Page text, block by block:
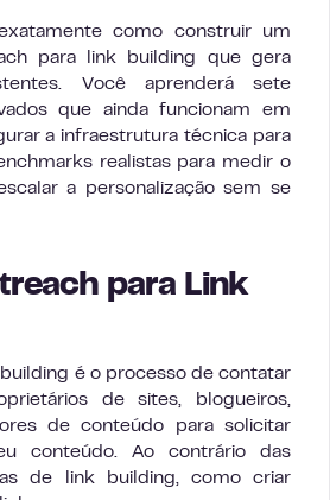
como construir um
para link building que gera
Você aprenderá sete
que ainda funcionam em
a infraestrutura técnica para
realistas para medir o
a personalização sem se
para Link
é o processo de contatar
de sites, blogueiros,
de conteúdo para solicitar
conteúdo. Ao contrário das
de link building, como criar